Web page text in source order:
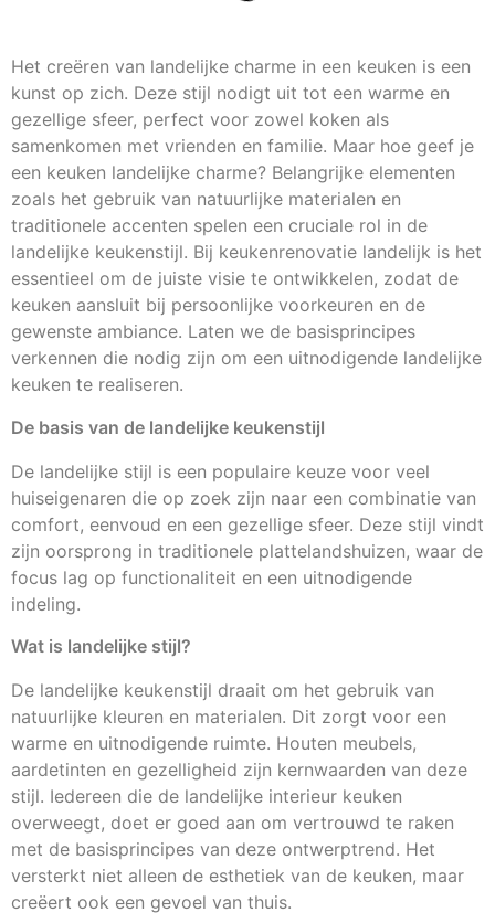
Het creëren van landelijke charme in een keuken is een
kunst op zich. Deze stijl nodigt uit tot een warme en
gezellige sfeer, perfect voor zowel koken als
samenkomen met vrienden en familie. Maar hoe geef je
een keuken landelijke charme? Belangrijke elementen
zoals het gebruik van natuurlijke materialen en
traditionele accenten spelen een cruciale rol in de
landelijke keukenstijl. Bij keukenrenovatie landelijk is het
essentieel om de juiste visie te ontwikkelen, zodat de
keuken aansluit bij persoonlijke voorkeuren en de
gewenste ambiance. Laten we de basisprincipes
verkennen die nodig zijn om een uitnodigende landelijke
keuken te realiseren.
De basis van de landelijke keukenstijl
De landelijke stijl is een populaire keuze voor veel
huiseigenaren die op zoek zijn naar een combinatie van
comfort, eenvoud en een gezellige sfeer. Deze stijl vindt
zijn oorsprong in traditionele plattelandshuizen, waar de
focus lag op functionaliteit en een uitnodigende
indeling.
Wat is landelijke stijl?
De landelijke keukenstijl draait om het gebruik van
natuurlijke kleuren en materialen. Dit zorgt voor een
warme en uitnodigende ruimte. Houten meubels,
aardetinten en gezelligheid zijn kernwaarden van deze
stijl. Iedereen die de landelijke interieur keuken
overweegt, doet er goed aan om vertrouwd te raken
met de basisprincipes van deze ontwerptrend. Het
versterkt niet alleen de esthetiek van de keuken, maar
creëert ook een gevoel van thuis.